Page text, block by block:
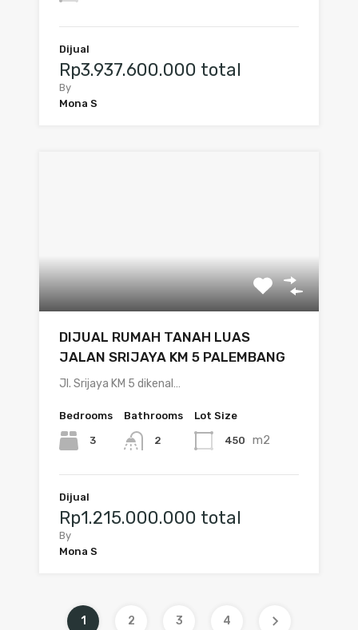
Dijual
Rp3.937.600.000 total
By
Mona S
DIJUAL RUMAH TANAH LUAS
JALAN SRIJAYA KM 5 PALEMBANG
Jl. Srijaya KM 5 dikenal…
Bedrooms
3
Bathrooms
2
Lot Size
450 m2
Dijual
Rp1.215.000.000 total
By
Mona S
1 2 3 4